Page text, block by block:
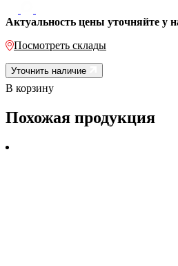
Актуальность цены уточняйте у
Посмотреть склады
Уточнить наличие
В корзину
Похожая продукция